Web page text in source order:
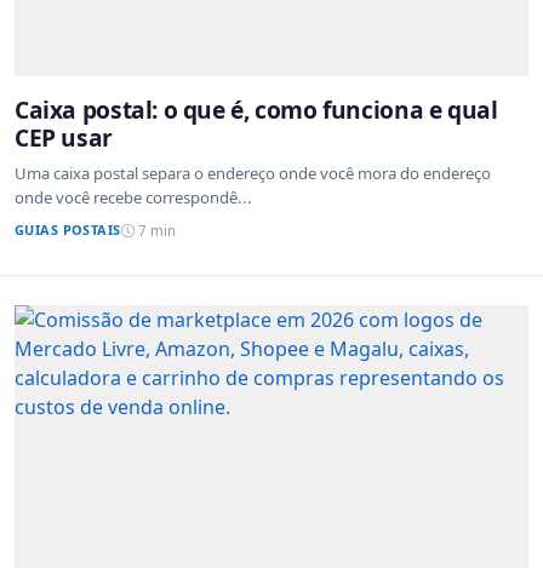
Caixa postal: o que é, como funciona e qual
CEP usar
Uma caixa postal separa o endereço onde você mora do endereço
onde você recebe correspondê...
GUIAS POSTAIS 7 min